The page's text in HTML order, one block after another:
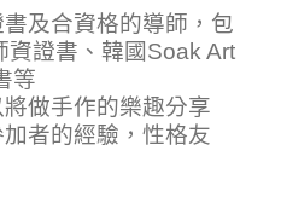
及合資格的導師，包
證書、韓國Soak Art
等
做手作的樂趣分享
者的經驗，性格友